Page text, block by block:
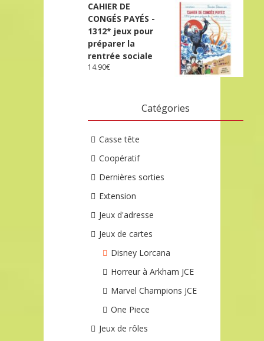
CAHIER DE
CONGÉS PAYÉS -
1312* jeux pour
préparer la
rentrée sociale
14.90€
Catégories
Casse tête
Coopératif
Dernières sorties
Extension
Jeux d'adresse
Jeux de cartes
Disney Lorcana
Horreur à Arkham JCE
Marvel Champions JCE
One Piece
Jeux de rôles